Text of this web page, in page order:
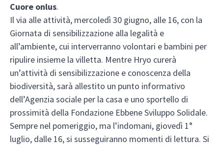
Cuore onlus.
Il via alle attività, mercoledì 30 giugno, alle 16, con la
Giornata di sensibilizzazione alla legalità e
all’ambiente, cui interverranno volontari e bambini per
ripulire insieme la villetta. Mentre Hryo curerà
un’attività di sensibilizzazione e conoscenza della
biodiversità, sarà allestito un punto informativo
dell’Agenzia sociale per la casa e uno sportello di
prossimità della Fondazione Ebbene Sviluppo Solidale.
Sempre nel pomeriggio, ma l’indomani, giovedì 1°
luglio, dalle 16, si susseguiranno momenti di lettura. Si